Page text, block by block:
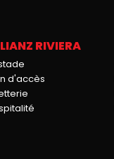
RIVIERA
d'accès